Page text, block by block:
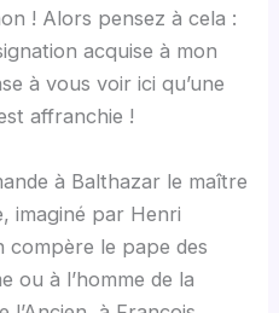
! Alors pensez à cela :
acquise à mon
à vous voir ici qu’une
affranchie !
à Balthazar le maître
imaginé par Henri
compère le pape des
ou à l’homme de la